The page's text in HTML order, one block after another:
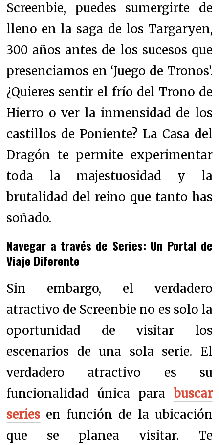
Screenbie, puedes sumergirte de
lleno en la saga de los Targaryen,
300 años antes de los sucesos que
presenciamos en ‘Juego de Tronos’.
¿Quieres sentir el frío del Trono de
Hierro o ver la inmensidad de los
castillos de Poniente? La Casa del
Dragón te permite experimentar
toda la majestuosidad y la
brutalidad del reino que tanto has
soñado.
Navegar a través de Series: Un Portal de
Viaje Diferente
Sin embargo, el verdadero
atractivo de Screenbie no es solo la
oportunidad de visitar los
escenarios de una sola serie. El
verdadero atractivo es su
funcionalidad única para buscar
series en función de la ubicación
que se planea visitar. Te